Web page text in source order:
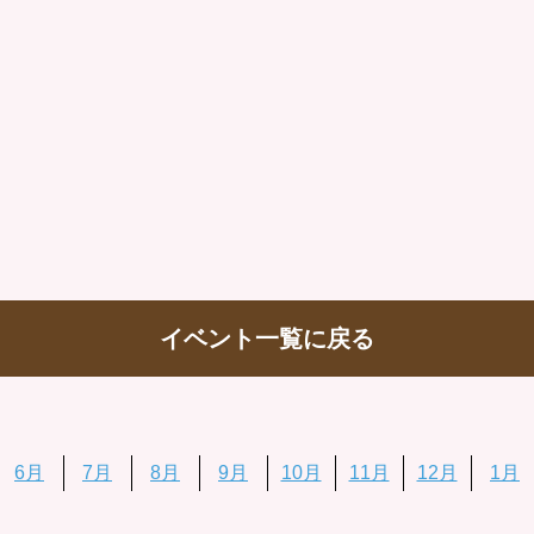
イベント一覧に戻る
6月 7月 8月 9月 10月 11月 12月 1月